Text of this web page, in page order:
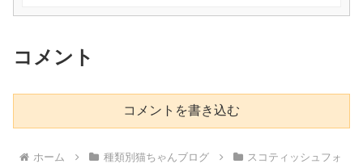
コメント
コメントを書き込む
ホーム 種類別猫ちゃんブログ
スコティッシュフォ